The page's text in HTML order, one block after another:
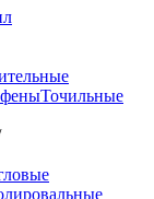
феныТочильные